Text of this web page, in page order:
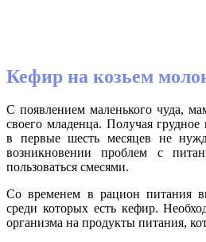
Кефир на козьем
С появлением маленького чуда,
своего младенца. Получая
в первые шесть месяцев не
возникновении проблем с
пользоваться смесями.
Со временем в рацион питания
среди которых есть кефир.
организма на продукты питания,